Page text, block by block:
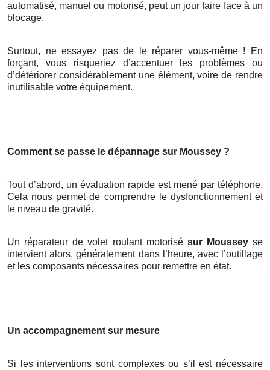
automatisé, manuel ou motorisé, peut un jour faire face à un
blocage.
Surtout, ne essayez pas de le réparer vous-même ! En
forçant, vous risqueriez d’accentuer les problèmes ou
d’détériorer considérablement une élément, voire de rendre
inutilisable votre équipement.
Comment se passe le dépannage sur Moussey ?
Tout d’abord, un évaluation rapide est mené par téléphone.
Cela nous permet de comprendre le dysfonctionnement et
le niveau de gravité.
Un réparateur de volet roulant motorisé sur Moussey se
intervient alors, généralement dans l’heure, avec l’outillage
et les composants nécessaires pour remettre en état.
Un accompagnement sur mesure
Si les interventions sont complexes ou s’il est nécessaire